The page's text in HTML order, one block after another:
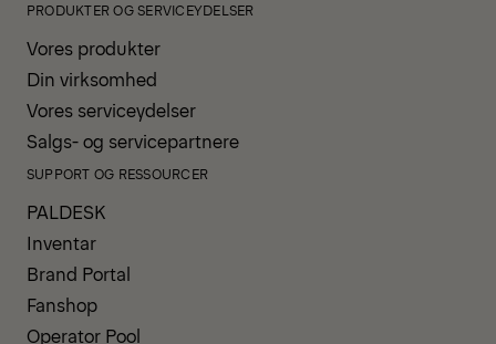
PRODUKTER OG SERVICEYDELSER
Vores produkter
Din virksomhed
Vores serviceydelser
Salgs- og servicepartnere
SUPPORT OG RESSOURCER
PALDESK
Inventar
Brand Portal
Fanshop
Operator Pool